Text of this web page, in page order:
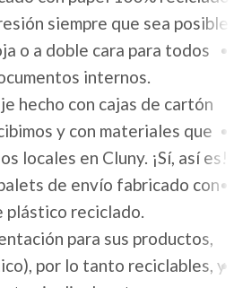
siempre que sea posible
o a doble cara para todos
internos.
hecho con cajas de cartón
y con materiales que
locales en Cluny. ¡Sí, así es!
de envío fabricado con
plástico reciclado.
para sus productos,
por lo tanto reciclables, y